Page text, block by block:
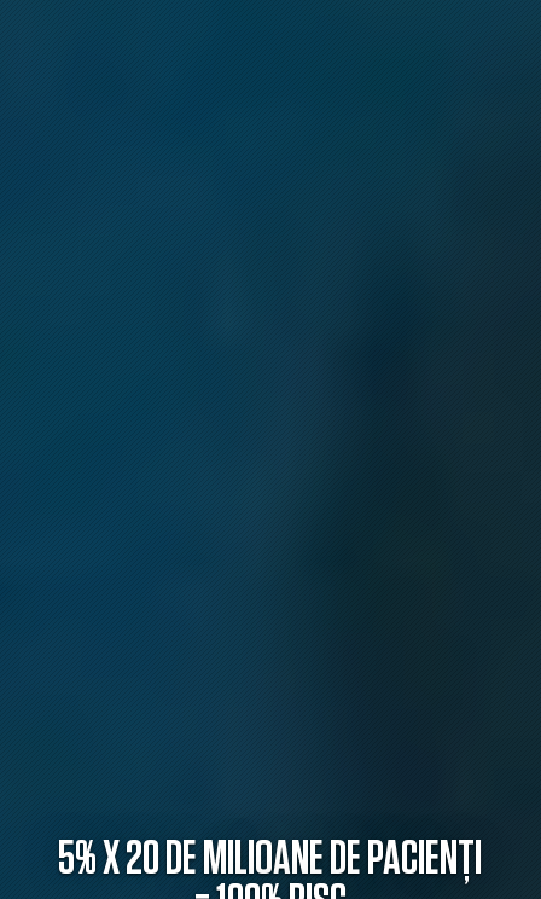
5% X 20 DE MILIOANE DE PACIENȚI